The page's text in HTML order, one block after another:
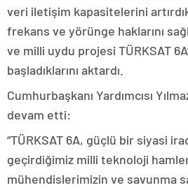
veri iletişim kapasitelerini
frekans ve yörünge haklarını
ve milli uydu projesi TÜRKSAT
başladıklarını aktardı.
Cumhurbaşkanı Yardımcısı
devam etti:
“TÜRKSAT 6A, güçlü bir siyasi
geçirdiğimiz milli teknoloji
mühendislerimizin ve savunma